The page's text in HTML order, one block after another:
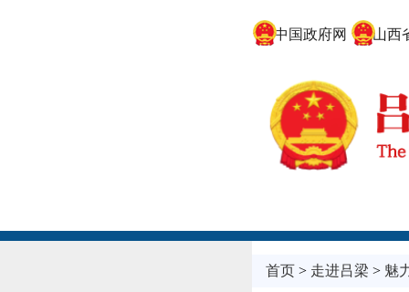
中国政府网 山西省
首页> 走进吕梁 > 魅